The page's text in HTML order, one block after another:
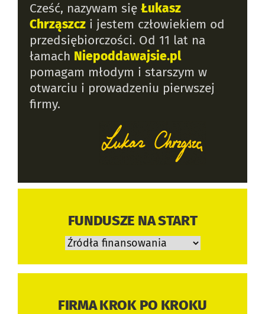
Cześć, nazywam się Łukasz
Chrząszcz i jestem człowiekiem od
przedsiębiorczości. Od 11 lat na
łamach Niepoddawajsie.pl
pomagam młodym i starszym w
otwarciu i prowadzeniu pierwszej
firmy.
FUNDUSZE NA START
Źródła
FIRMA KROK PO KROKU